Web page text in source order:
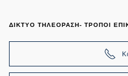
ΔΙΚΤΥΟ ΤΗΛΕΟΡΑΣΗ- ΤΡΟΠΟΙ